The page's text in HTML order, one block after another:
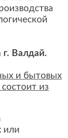
Валдай.
и бытовых
из
или